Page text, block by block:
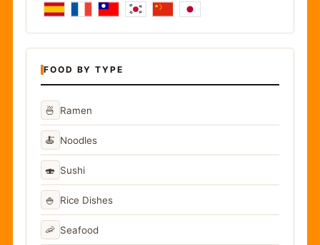
FOOD BY TYPE
🍜 Ramen
🍝 Noodles
🍣 Sushi
🍚 Rice Dishes
🦐 Seafood